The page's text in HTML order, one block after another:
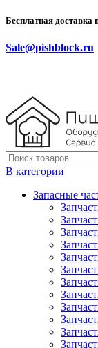
Бесплатная доставка
Sale@pishblock.ru
В категории
Запасные